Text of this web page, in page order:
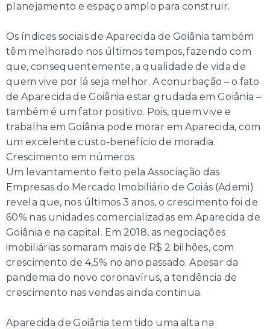
planejamento e espaço amplo para construir.
Os índices sociais de Aparecida de Goiânia também
têm melhorado nos últimos tempos, fazendo com
que, consequentemente, a qualidade de vida de
quem vive por lá seja melhor. A conurbação – o fato
de Aparecida de Goiânia estar grudada em Goiânia –
também é um fator positivo. Pois, quem vive e
trabalha em Goiânia pode morar em Aparecida, com
um excelente custo-benefício de moradia.
Crescimento em números
Um levantamento feito pela Associação das
Empresas do Mercado Imobiliário de Goiás (Ademi)
revela que, nos últimos 3 anos, o crescimento foi de
60% nas unidades comercializadas em Aparecida de
Goiânia e na capital. Em 2018, as negociações
imobiliárias somaram mais de R$ 2 bilhões, com
crescimento de 4,5% no ano passado. Apesar da
pandemia do novo coronavírus, a tendência de
crescimento nas vendas ainda continua.
Aparecida de Goiânia tem tido uma alta na